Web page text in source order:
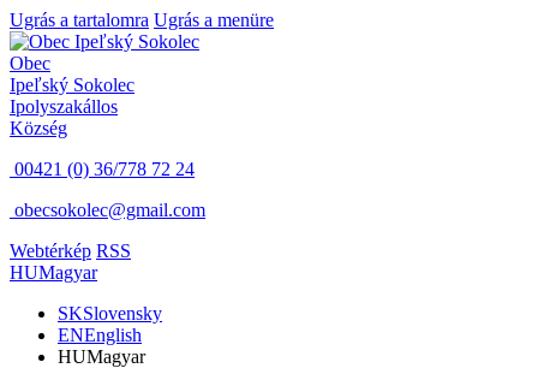
Ugrás a tartalomra Ugrás a menüre
Obec
Ipeľský Sokolec
Ipolyszakállos
Község
00421 (0) 36/778 72 24
obecsokolec@gmail.com
Webtérkép RSS
HUMagyar
SKSlovensky
ENEnglish
HUMagyar